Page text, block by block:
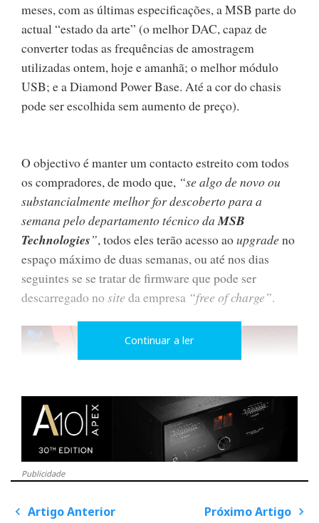
meses, com as últimas especificações, a MSB parte do
actual “estado da arte” (o melhor DAC, capaz de
converter todas as frequências de amostragem
utilizadas ontem, hoje e amanhã; o melhor módulo
USB; e a Diamond Power Base. Até a cor do chasis
pode ser escolhida sem aumento de preço).
O objectivo é manter um contacto estreito com todos
os compradores, de modo que, “se algo de novo ou
substancialmente melhor for descoberto para a
semana pelo departamento técnico daMSB
Technologies”, todos eles terão acesso aoupgradeno
espaço máximo de duas semanas, ou até nos dias
seguintes se se tratar de firmware que pode ser
descarregado no site da empresa “free of charge”.
2, em primeiro plano
Continuar a ler
Publicidade
P
Artigo Anterior Próximo Artigo